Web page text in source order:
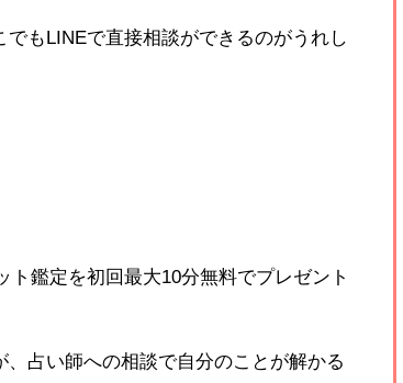
もLINEで直接相談ができるのがうれし
鑑定を初回最大10分無料でプレゼント
占い師への相談で自分のことが解かる